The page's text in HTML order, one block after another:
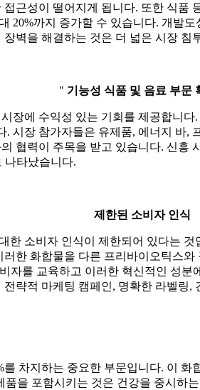
근성이 떨어지게 됩니다. 또한 식
20%까지 증가할 수 있습니다. 개발
벽을 해결하는 것은 더 넓은 시장 침
" 기능성 식품 및 음료 부문
장에 수익성 있는 기회를 제공합니
시장 참가자들은 유제품, 에너지 바
협력이 주목을 받고 있습니다. 신
나타났습니다.
제한된 소비자 인식
소비자 인식이 제한되어 있다는
한 화합물을 다른 프리바이오틱스
자를 교육하고 이러한 혁신적인 성
략적 마케팅 캠페인, 명확한 라벨링,
차지하는 중요한 부문입니다. 이
을 포함시키는 것은 건강을 중시하